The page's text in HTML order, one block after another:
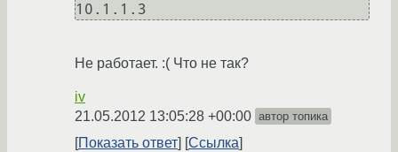
10.1.1.3
Не работает. :( Что не так?
iv
21.05.2012 13:05:28 +00:00 автор топика
Показать ответ Ссылка